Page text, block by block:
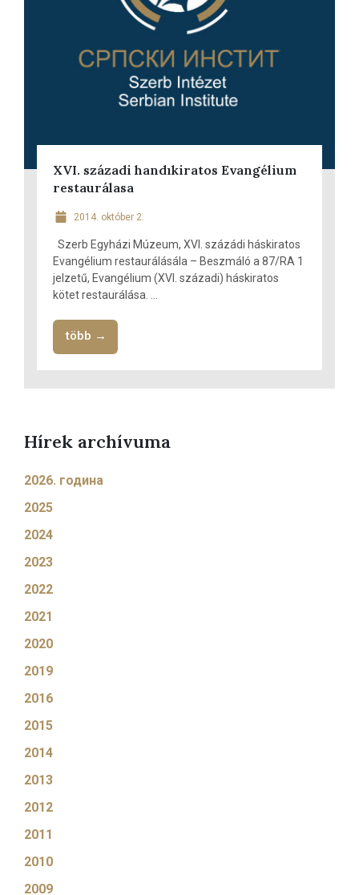
XVI. századi handıkiratos Evangélium
restaurálasa
2014. október 2.
Szerb Egyházi Múzeum, XVI. százádi háskiratos
Evangélium restaurálásála – Beszmáló a 87/RA 1
jelzetű, Evangélium (XVI. századi) háskiratos
kötet restaurálása. ...
több →
Hírek archívuma
2026. година
2025
2024
2023
2022
2021
2020
2019
2016
2015
2014
2013
2012
2011
2010
2009